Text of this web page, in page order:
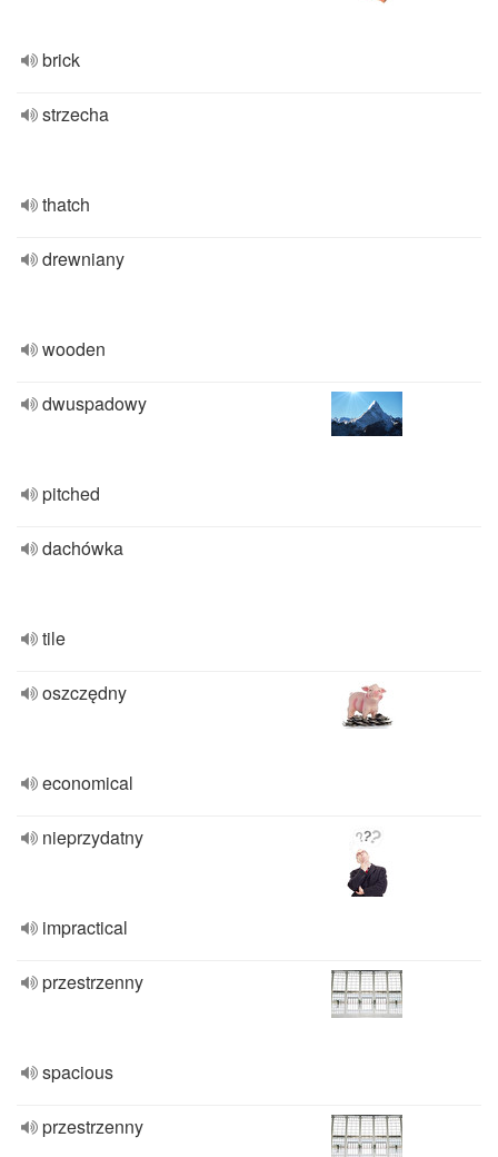
brick
strzecha
thatch
drewniany
wooden
dwuspadowy
pitched
dachówka
tile
oszczędny
economical
nieprzydatny
impractical
przestrzenny
spacious
przestrzenny